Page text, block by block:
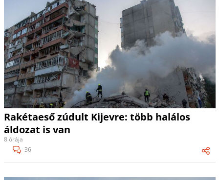
Rakétaeső zúdult Kijevre: több halálos
áldozat is van
8 órája
36